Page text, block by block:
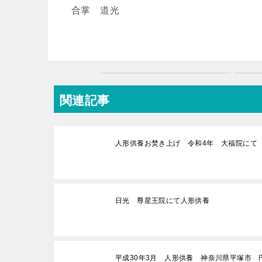
合掌 道光
関連記事
人形供養お焚き上げ 令和4年 大福院にて
日光 尊星王院にて人形供養
平成30年3月 人形供養 神奈川県平塚市